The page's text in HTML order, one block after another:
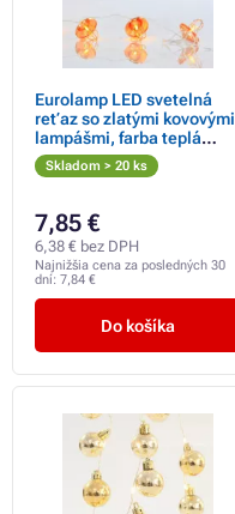
Eurolamp LED svetelná
reťaz so zlatými kovovými
lampášmi, farba teplá
biela, 10 ks
Skladom > 20 ks
7,85 €
6,38 € bez DPH
Najnižšia cena za posledných 30
dní: 7,84 €
Do košíka